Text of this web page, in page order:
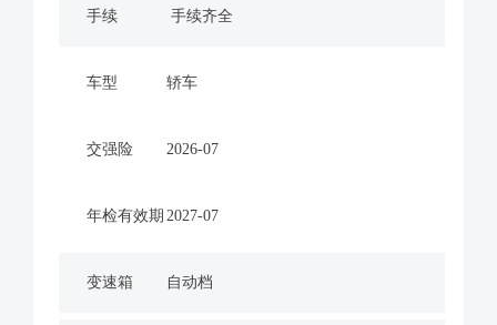
手续 手续齐全
车型 轿车
交强险 2026-07
年检有效期 2027-07
变速箱 自动档